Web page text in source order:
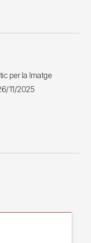
per la Imatge
11/2025